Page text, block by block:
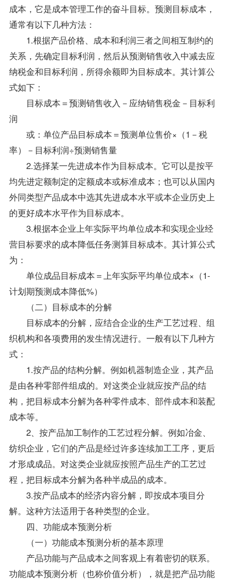
成本，它是成本管理工作的奋斗目标。预测目标成本，
通常有以下几种方法：
1.根据产品价格、成本和利润三者之间相互制约的
关系，先确定目标利润，然后从预测销售收入中减去应
纳税金和目标利润，所得余额即为目标成本。其计算公
式如下：
目标成本＝预测销售收入－应纳销售税金－目标利
润
或：单位产品目标成本＝预测单位售价×（1－税
率）－目标利润÷预测销售量
2.选择某一先进成本作为目标成本。它可以是按平
均先进定额制定的定额成本或标准成本；也可以从国内
外同类型产品成本中选其先进成本水平或本企业历史上
的更好成本水平作为目标成本。
3.根据本企业上年实际平均单位成本和实现企业经
营目标要求的成本降低任务测算目标成本。其计算公式
为：
单位成品目标成本＝上年实际平均单位成本×（1-
计划期预测成本降低%）
（二）目标成本的分解
目标成本的分解，应结合企业的生产工艺过程、组
织机构和各项费用的发生情况进行。一般有以下几种方
式：
1.按产品的结构分解。例如机器制造企业，其产品
是由各种零部件组成的。对这类企业就应按产品的结
构，把目标成本分解为各种零件成本、部件成本和装配
成本等。
2、按产品加工制作的工艺过程分解。例如冶金、
纺织企业，它们的产品是经过许多连续加工工序，更后
才形成成品。对这类企业就应按照产品生产的工艺过
程，把目标成本分解为各种半成品的成本。
3.按产品成本的经济内容分解，即按成本项目分
解。这种方法适用于各种类型的企业。
四、功能成本预测分析
（一）功能成本预测分析的基本原理
产品功能与产品成本之间客观上有着密切的联系。
功能成本预测分析（也称价值分析），就是把产品功能